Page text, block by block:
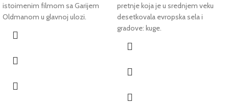
istoimenim filmom sa Garijem
Oldmanom u glavnoj ulozi.
pretnje koja je u srednjem veku
desetkovala evropska sela i
gradove: kuge.